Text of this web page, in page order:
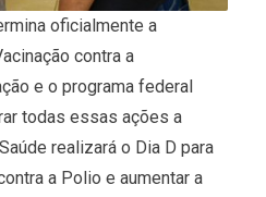
oficialmente a
contra a
e o programa federal
todas essas ações a
realizará o Dia D para
a Polio e aumentar a